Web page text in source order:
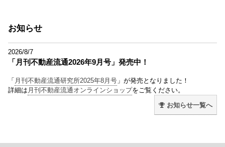
お知らせ
2026/8/7
「月刊不動産流通2026年9月号」発売中！
「 月刊不動産流通研究所2025年8月号 」が発売となりました！
詳細は 月刊不動産流通オンラインショップをご覧ください。
お知らせ一覧へ